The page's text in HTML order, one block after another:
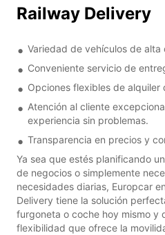
Railway Delivery
Variedad de vehículos de alta
Conveniente servicio de
Opciones flexibles de
Atención al cliente
experiencia sin problemas.
Transparencia en precios y
Ya sea que estés planificando
de negocios o simplemente
necesidades diarias, Europcar
Delivery tiene la solución
furgoneta o coche hoy mismo y
flexibilidad que ofrece la